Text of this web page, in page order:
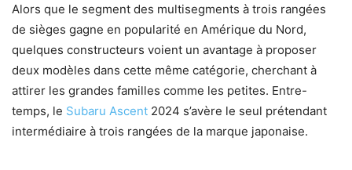
Alors que le segment des multisegments à trois rangées
de sièges gagne en popularité en Amérique du Nord,
quelques constructeurs voient un avantage à proposer
deux modèles dans cette même catégorie, cherchant à
attirer les grandes familles comme les petites. Entre-
temps, le Subaru Ascent 2024 s’avère le seul prétendant
intermédiaire à trois rangées de la marque japonaise.